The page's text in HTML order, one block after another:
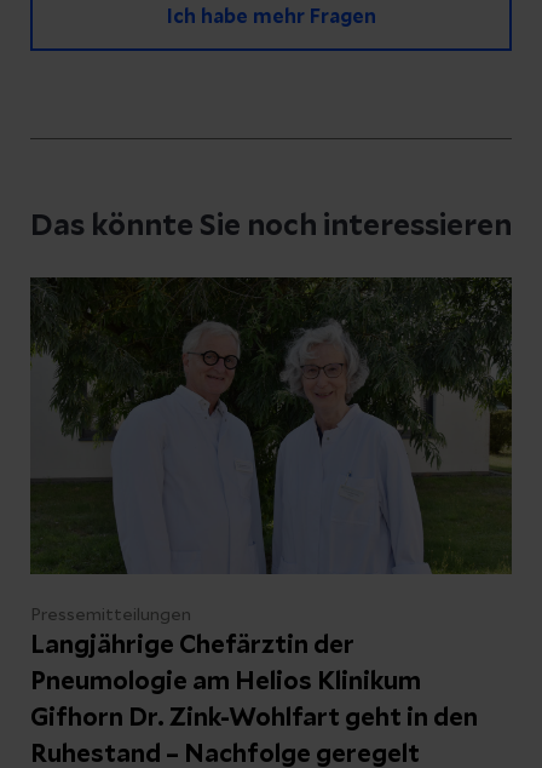
Ich habe mehr Fragen
Schreiben Sie uns eine Nachricht und geben
Sie Ihre E-Mail-Adresse an, damit wir uns bei
Ihnen melden können
Ihre Fragen zum Artikel
Datenschutzerklärung zur Kenntnis genommen
Das könnte Sie noch interessieren
Pressemitteilungen
Langjährige Chefärztin der
Pneumologie am Helios Klinikum
Gifhorn Dr. Zink-Wohlfart geht in den
Ruhestand – Nachfolge geregelt